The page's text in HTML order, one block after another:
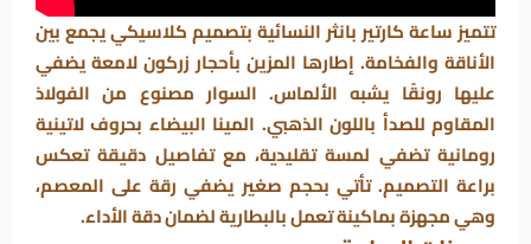
تتميز ساعة كارتير بانثر النسائية بتصميم كلاسيكي يجمع بين
الأناقة والفخامة. إطارها المزين بأحجار زركون لامعة يضفي
عليها رونقًا يشبه الألماس. السوار مصنوع من الفولاذ
المقاوم للصدأ باللون الذهبي. المينا البيضاء بحروف لاتينية
رومانية تضفي لمسة تقليدية، مع تفاصيل دقيقة تعكس
براعة التصميم. تأتي بحجم صغير يضفي رقة على المعصم،
وهي مجهزة بماكينة تعمل بالبطارية لضمان دقة الأداء.